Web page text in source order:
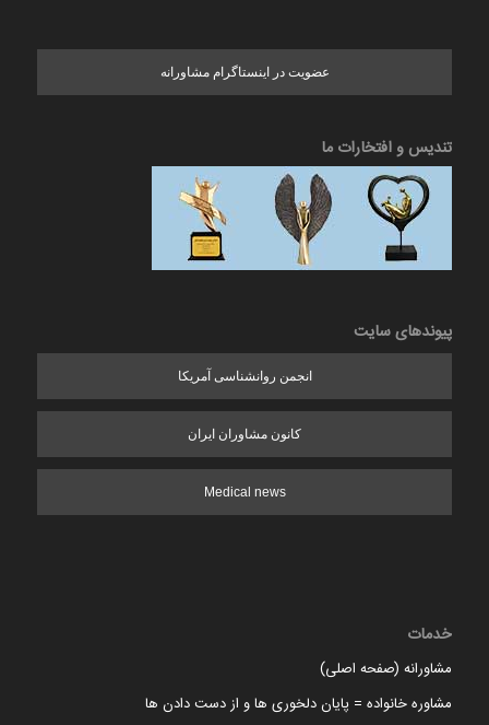
عضویت در اینستاگرام مشاورانه
تندیس و افتخارات ما
پیوندهای سایت
انجمن روانشناسی آمریکا
کانون مشاوران ایران
Medical news
خدمات
مشاورانه (صفحه اصلی)
مشاوره خانواده = پایان دلخوری ها و از دست دادن ها